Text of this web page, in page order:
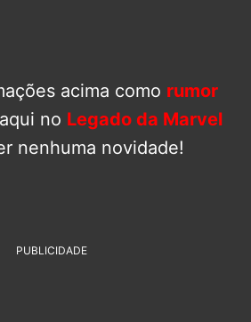
acima como rumor
no Legado da Marvel
nenhuma novidade!
PUBLICIDADE